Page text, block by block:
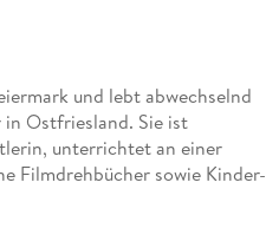
und lebt abwechselnd
Ostfriesland. Sie ist
unterrichtet an einer
Filmdrehbücher sowie Kinder-